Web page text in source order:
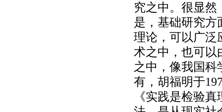
究之中。很显
是，基础研究方
理论，可以广泛
术之中，也可以
之中，像我国科
有，胡福明于
《实践是检验